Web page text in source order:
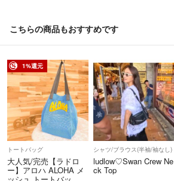
こちらの商品もおすすめです
1%還元
トートバッグ
大人気/完売【ラドロ
ー】アロハ ALOHA メ
シャツ/ブラウス(半袖/袖なし)
ludlow♡Swan Crew Ne
ck Top